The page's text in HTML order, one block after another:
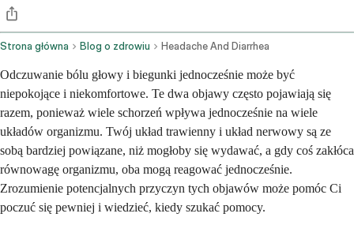
Strona główna Blog o zdrowiu Headache And Diarrhea
Odczuwanie bólu głowy i biegunki jednocześnie może być
niepokojące i niekomfortowe. Te dwa objawy często pojawiają się
razem, ponieważ wiele schorzeń wpływa jednocześnie na wiele
układów organizmu. Twój układ trawienny i układ nerwowy są ze
sobą bardziej powiązane, niż mogłoby się wydawać, a gdy coś zakłóca
równowagę organizmu, oba mogą reagować jednocześnie.
Zrozumienie potencjalnych przyczyn tych objawów może pomóc Ci
poczuć się pewniej i wiedzieć, kiedy szukać pomocy.